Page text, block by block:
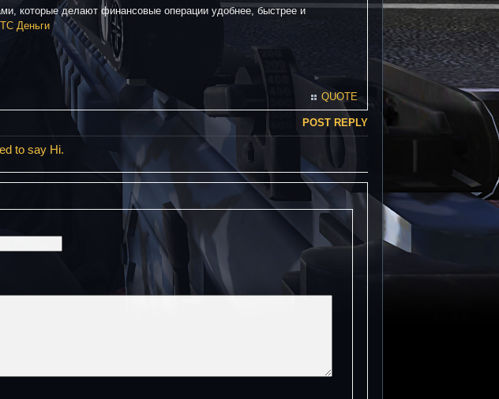
которые делают финансовые операции удобнее, быстрее и
Деньги
QUOTE
POST REPLY
to say Hi.